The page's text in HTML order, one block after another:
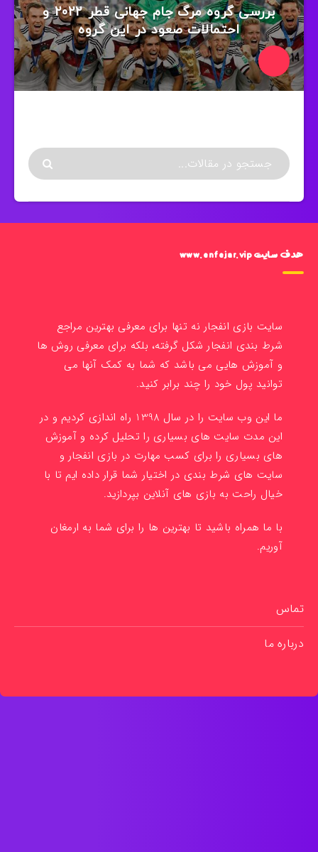
بررسی گروه مرگ جام جهانی قطر 2022 و
احتمالات صعود در این گروه
هدف سایت www.enfejar.vip
سایت بازی انفجار نه تنها برای معرفی بهترین مراجع
شرط بندی انفجار شکل گرفته، بلکه برای معرفی روش ها
و آموزش هایی می باشد که شما به کمک آنها می
توانید پول خود را چند برابر کنید.
ما این وب سایت را در سال 1398 راه اندازی کردیم و در
این مدت سایت های بسیاری را تحلیل کرده و آموزش
های بسیاری را برای کسب مهارت در بازی انفجار و
سایت های شرط بندی در اختیار شما قرار داده ایم تا با
خیال راحت به بازی های آنلاین بپردازید.
با ما همراه باشید تا بهترین ها را برای شما به ارمغان
آوریم.
تماس
درباره ما